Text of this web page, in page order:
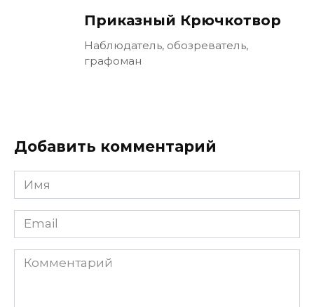
Приказный Крючкотвор
Наблюдатель, обозреватель,
графоман
Добавить комментарий
Имя
Email
Комментарий